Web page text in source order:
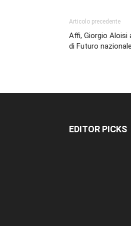
Articolo precedente
Affi, Giorgio
di Futuro nazionale
EDITOR PICKS